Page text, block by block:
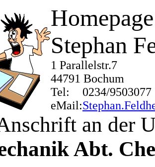
Homepage
Stephan
1 Parallelstr.7
44791 Bochum
Tel:
0234/9503077
eMail:
an der
Abt.